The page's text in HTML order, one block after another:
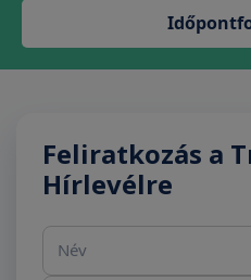
Feliratkozás a
Hírlevélre
Név
E-mail cím